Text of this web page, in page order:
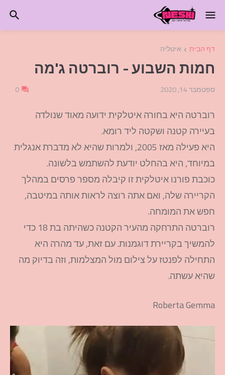
דף הבית איטליה
חמות השבוע - רוברטה ג'מה
ספטמבר 14, 2020 0
רוברטה היא בחורה איטלקית ידועה מאוד שנולדה
בעיירה קטנה ושקטה ליד רומא.
היא פעילה מאז 2005, ולמרות שהיא לא מדברת אנגלית
במיוחד, היא בהחלט יודעת להשתמש בלשונה.
כוכבת פורנו איטלקית זו קיבלה מספר פרסים במהלך
הקריירה שלה, ואם אתה רוצה לראות אותה במיטבה,
חפש את המומחה.
רוברטה התרחקה מהעיר הקטנה כשהיתה בת 18 כדי
להמשיך בקריירת דוגמנות. עם זאת, עד מהרה היא
התחילה לפנטז על צילום מול המצלמות, וזה בדיוק מה
שהיא עשתה.
Roberta Gemma